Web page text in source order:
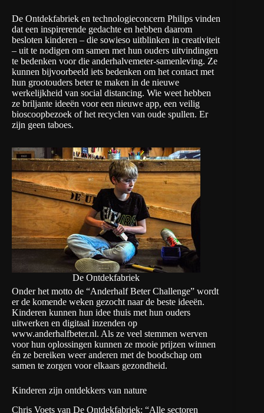
De Ontdekfabriek en technologieconcern Philips vinden
dat een inspirerende gedachte en hebben daarom
besloten kinderen – die sowieso uitblinken in creativiteit
– uit te nodigen om samen met hun ouders uitvindingen
te bedenken voor die anderhalvemeter-samenleving. Ze
kunnen bijvoorbeeld iets bedenken om het contact met
hun grootouders beter te maken in de nieuwe
werkelijkheid van social distancing. Wie weet hebben
ze briljante ideeën voor een nieuwe app, een veilig
bioscoopbezoek of het recyclen van oude spullen. Er
zijn geen taboes.
De Ontdekfabriek
Onder het motto de “Anderhalf Beter Challenge” wordt
er de komende weken gezocht naar de beste ideeën.
Kinderen kunnen hun idee thuis met hun ouders
uitwerken en digitaal inzenden op
www.anderhalfbeter.nl. Als ze veel stemmen werven
voor hun oplossingen kunnen ze mooie prijzen winnen
én ze bereiken weer anderen met de boodschap om
samen te zorgen voor elkaars gezondheid.
Kinderen zijn ontdekkers van nature
Chris Voets van De Ontdekfabriek: “Alle sectoren